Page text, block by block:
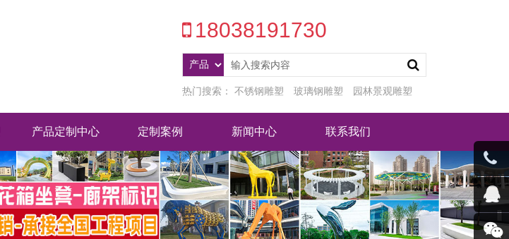
18038191730
热门搜索： 不锈钢雕塑 玻璃钢雕塑 园林景观雕塑
产品定制中心 定制案例 新闻中心 联系我们